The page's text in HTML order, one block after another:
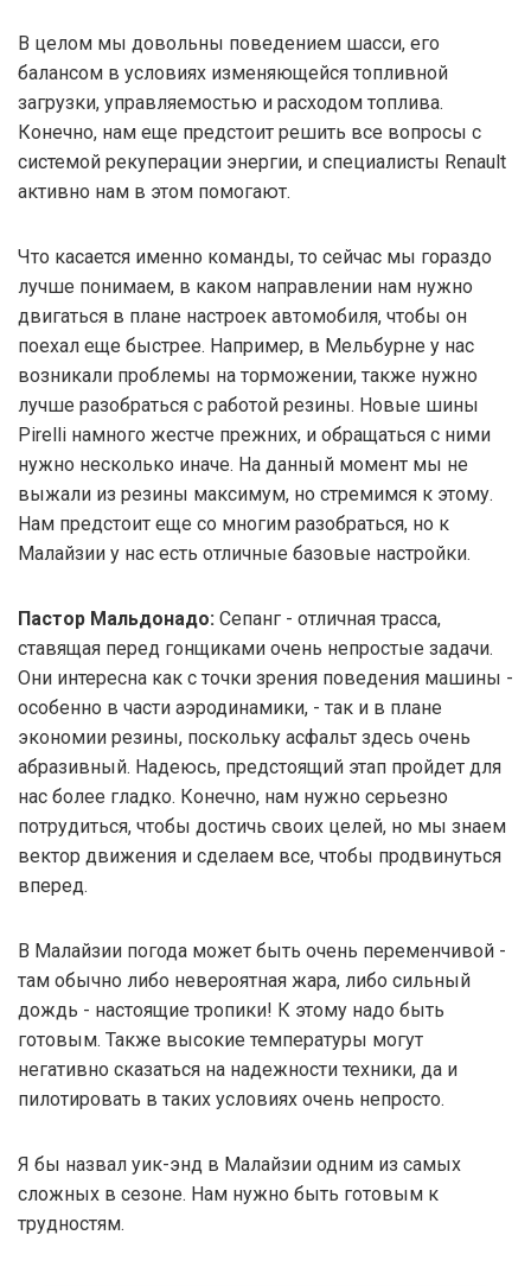
В целом мы довольны поведением шасси, его
балансом в условиях изменяющейся топливной
загрузки, управляемостью и расходом топлива.
Конечно, нам еще предстоит решить все вопросы с
системой рекуперации энергии, и специалисты Renault
активно нам в этом помогают.
Что касается именно команды, то сейчас мы гораздо
лучше понимаем, в каком направлении нам нужно
двигаться в плане настроек автомобиля, чтобы он
поехал еще быстрее. Например, в Мельбурне у нас
возникали проблемы на торможении, также нужно
лучше разобраться с работой резины. Новые шины
Pirelli намного жестче прежних, и обращаться с ними
нужно несколько иначе. На данный момент мы не
выжали из резины максимум, но стремимся к этому.
Нам предстоит еще со многим разобраться, но к
Малайзии у нас есть отличные базовые настройки.
Пастор Мальдонадо: Сепанг - отличная трасса,
ставящая перед гонщиками очень непростые задачи.
Они интересна как с точки зрения поведения машины -
особенно в части аэродинамики, - так и в плане
экономии резины, поскольку асфальт здесь очень
абразивный. Надеюсь, предстоящий этап пройдет для
нас более гладко. Конечно, нам нужно серьезно
потрудиться, чтобы достичь своих целей, но мы знаем
вектор движения и сделаем все, чтобы продвинуться
вперед.
В Малайзии погода может быть очень переменчивой -
там обычно либо невероятная жара, либо сильный
дождь - настоящие тропики! К этому надо быть
готовым. Также высокие температуры могут
негативно сказаться на надежности техники, да и
пилотировать в таких условиях очень непросто.
Я бы назвал уик-энд в Малайзии одним из самых
сложных в сезоне. Нам нужно быть готовым к
трудностям.